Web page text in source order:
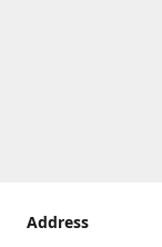
Address